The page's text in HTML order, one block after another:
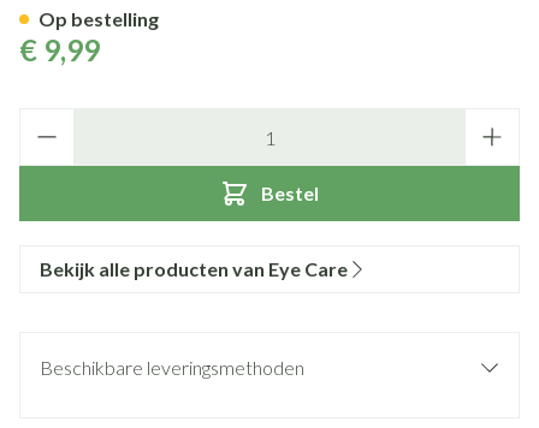
€ 9,99
Bestel
Op bestelling
Bekijk alle producten van Eye Care
Beschikbare leveringsmethoden